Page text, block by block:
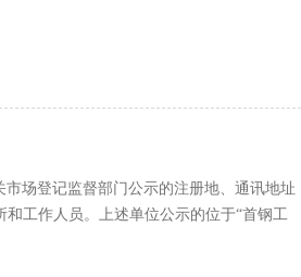
场登记监督部门公示的注册地、通讯地址
工作人员。上述单位公示的位于“首钢工